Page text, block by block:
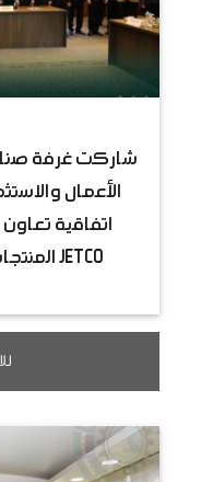
شاركت غرفة
الأعمال
اتفاقية
المنتجات على هامش اجتماعات JETCO